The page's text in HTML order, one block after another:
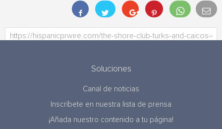
Soluciones
Canal de noticias
Inscríbete en nuestra lista de prensa
¡Añada nuestro contenido a tu página!